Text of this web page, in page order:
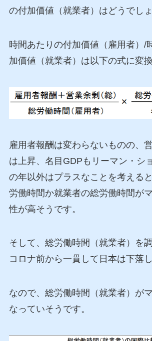
の付加価値（就業者）はどうでし
時間あたりの付加価値（雇用者）/
加価値（就業者）は以下の式に変換
雇用者報酬は変わらないものの、
は上昇、名目GDPもリーマン・シ
の年以外はプラスなことを考える
労働時間か就業者の総労働時間が
性が高そうです。
そして、総労働時間（就業者）を
コロナ前から一貫して日本は下落し
なので、総労働時間（就業者）が
なっていそうです。